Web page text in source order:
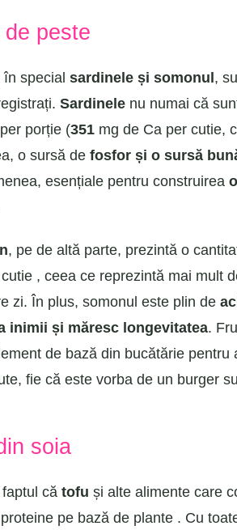
peste
special sardinele și somonul ,
Sardinele nu numai că
porție (351 mg de Ca per cutie,
o sursă de fosfor și o sursă
esențiale pentru construirea
, pe de altă parte, prezintă o
, ceea ce reprezintă mai mult
zi. În plus, somonul este plin de
inimii și măresc longevitatea.
de bază din bucătărie pentru
fie că este vorba de un burger
soia
că tofu și alte alimente care
​​pe bază de plante . Cu